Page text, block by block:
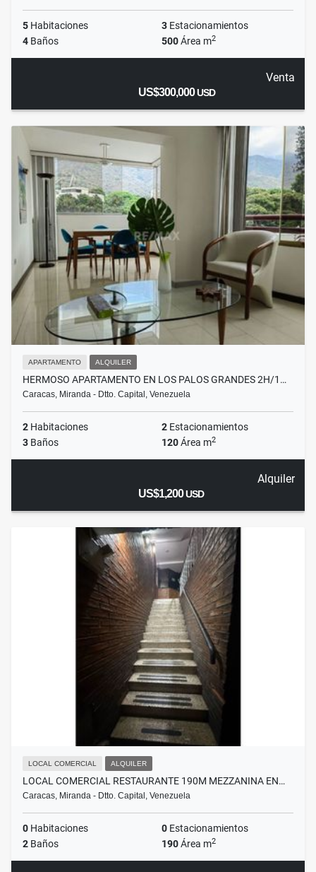
5 Habitaciones 3 Estacionamientos
4 Baños 500Área m2
Venta
US$300,000USD
APARTAMENTO ALQUILER
HERMOSO APARTAMENTO EN LOS PALOS GRANDES 2H/1…
Caracas, Miranda - Dtto. Capital, Venezuela
2 Habitaciones 2 Estacionamientos
3 Baños 120Área m2
Alquiler
US$1,200USD
LOCAL COMERCIAL ALQUILER
LOCAL COMERCIAL RESTAURANTE 190M MEZZANINA EN…
Caracas, Miranda - Dtto. Capital, Venezuela
0 Habitaciones 0 Estacionamientos
2 Baños 190Área m2